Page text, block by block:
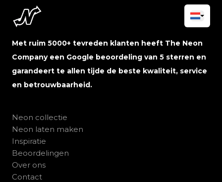
Met ruim 5000+ tevreden klanten heeft The Neon
Company een Google beoordeling van 5 sterren en
garandeert te allen tijde de beste kwaliteit, service
en betrouwbaarheid.
Neon collectie
Neon laten maken
Inspiratie
Beoordelingen
Over ons
Contact